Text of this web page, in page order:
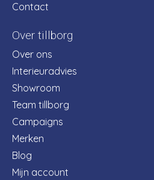
Contact
Over tillborg
Over ons
Interieuradvies
Showroom
Team tillborg
Campaigns
Merken
Blog
Mijn account